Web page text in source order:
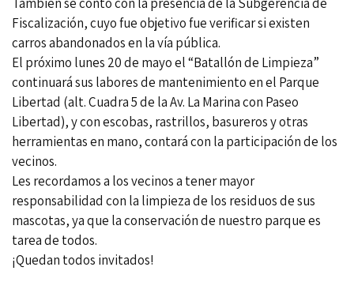
También se contó con la presencia de la Subgerencia de
Fiscalización, cuyo fue objetivo fue verificar si existen
carros abandonados en la vía pública.
El próximo lunes 20 de mayo el “Batallón de Limpieza”
continuará sus labores de mantenimiento en el Parque
Libertad (alt. Cuadra 5 de la Av. La Marina con Paseo
Libertad), y con escobas, rastrillos, basureros y otras
herramientas en mano, contará con la participación de los
vecinos.
Les recordamos a los vecinos a tener mayor
responsabilidad con la limpieza de los residuos de sus
mascotas, ya que la conservación de nuestro parque es
tarea de todos.
¡Quedan todos invitados!